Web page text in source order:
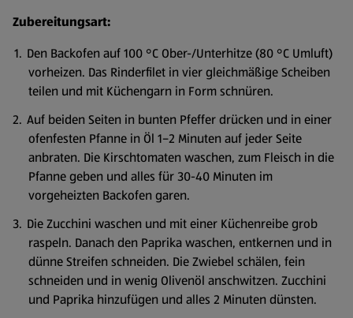
Zubereitungsart:
Den Backofen auf 100 °C Ober-/Unterhitze (80 °C Umluft)
vorheizen. Das Rinderfilet in vier gleichmäßige Scheiben
teilen und mit Küchengarn in Form schnüren.
Auf beiden Seiten in bunten Pfeffer drücken und in einer
ofenfesten Pfanne in Öl 1–2 Minuten auf jeder Seite
anbraten. Die Kirschtomaten waschen, zum Fleisch in die
Pfanne geben und alles für 30-40 Minuten im
vorgeheizten Backofen garen.
Die Zucchini waschen und mit einer Küchenreibe grob
raspeln. Danach den Paprika waschen, entkernen und in
dünne Streifen schneiden. Die Zwiebel schälen, fein
schneiden und in wenig Olivenöl anschwitzen. Zucchini
und Paprika hinzufügen und alles 2 Minuten dünsten.